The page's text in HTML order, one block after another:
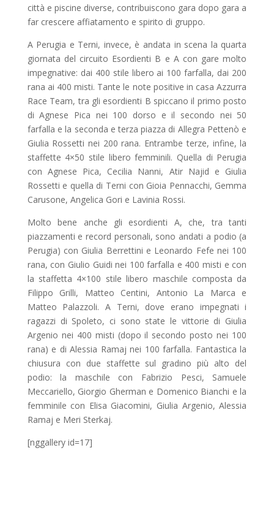
città e piscine diverse, contribuiscono gara dopo gara a
far crescere affiatamento e spirito di gruppo.
A Perugia e Terni, invece, è andata in scena la quarta
giornata del circuito Esordienti B e A con gare molto
impegnative: dai 400 stile libero ai 100 farfalla, dai 200
rana ai 400 misti. Tante le note positive in casa Azzurra
Race Team, tra gli esordienti B spiccano il primo posto
di Agnese Pica nei 100 dorso e il secondo nei 50
farfalla e la seconda e terza piazza di Allegra Pettenò e
Giulia Rossetti nei 200 rana. Entrambe terze, infine, la
staffette 4×50 stile libero femminili. Quella di Perugia
con Agnese Pica, Cecilia Nanni, Atir Najid e Giulia
Rossetti e quella di Terni con Gioia Pennacchi, Gemma
Carusone, Angelica Gori e Lavinia Rossi.
Molto bene anche gli esordienti A, che, tra tanti
piazzamenti e record personali, sono andati a podio (a
Perugia) con Giulia Berrettini e Leonardo Fefe nei 100
rana, con Giulio Guidi nei 100 farfalla e 400 misti e con
la staffetta 4×100 stile libero maschile composta da
Filippo Grilli, Matteo Centini, Antonio La Marca e
Matteo Palazzoli. A Terni, dove erano impegnati i
ragazzi di Spoleto, ci sono state le vittorie di Giulia
Argenio nei 400 misti (dopo il secondo posto nei 100
rana) e di Alessia Ramaj nei 100 farfalla. Fantastica la
chiusura con due staffette sul gradino più alto del
podio: la maschile con Fabrizio Pesci, Samuele
Meccariello, Giorgio Gherman e Domenico Bianchi e la
femminile con Elisa Giacomini, Giulia Argenio, Alessia
Ramaj e Meri Sterkaj.
[nggallery id=17]